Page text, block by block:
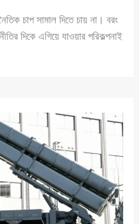
চাপ সামাল দিতে চায় না। বরং
দিকে এগিয়ে যাওয়ার পরিকল্পনাই